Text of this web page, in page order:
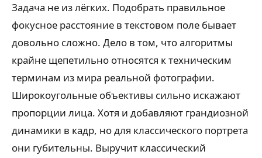
Задача не из лёгких. Подобрать правильное
фокусное расстояние в текстовом поле бывает
довольно сложно. Дело в том, что алгоритмы
крайне щепетильно относятся к техническим
терминам из мира реальной фотографии.
Широкоугольные объективы сильно искажают
пропорции лица. Хотя и добавляют грандиозной
динамики в кадр, но для классического портрета
они губительны. Выручит классический